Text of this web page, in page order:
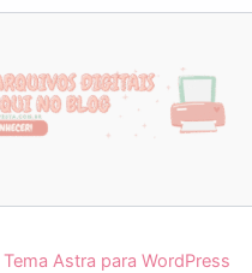
Tema Astra para WordPress